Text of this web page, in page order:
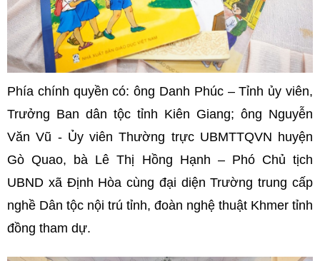
Phía chính quyền có: ông Danh Phúc – Tỉnh ủy viên,
Trưởng Ban dân tộc tỉnh Kiên Giang; ông Nguyễn
Văn Vũ - Ủy viên Thường trực UBMTTQVN huyện
Gò Quao, bà Lê Thị Hồng Hạnh – Phó Chủ tịch
UBND xã Định Hòa cùng đại diện Trường trung cấp
nghề Dân tộc nội trú tỉnh, đoàn nghệ thuật Khmer tỉnh
đồng tham dự.